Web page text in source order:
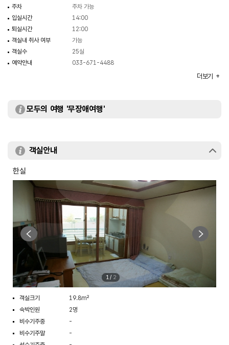
주차
주차 가능
입실시간
14:00
퇴실시간
12:00
객실내 취사 여부
가능
객실수
25실
예약안내
033-671-4488
더보기
모두의 여행 '무장애여행'
객실안내
한실
1 / 2
객실크기
19.8m²
숙박인원
2명
비수기주중
-
비수기주말
-